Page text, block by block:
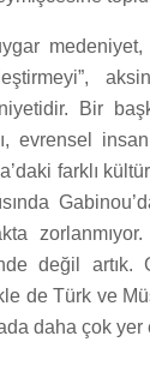
Bir
evrensel
farklı
değil artık.
de Türk ve
daha çok yer